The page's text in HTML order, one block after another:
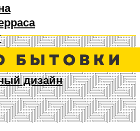
дизайн